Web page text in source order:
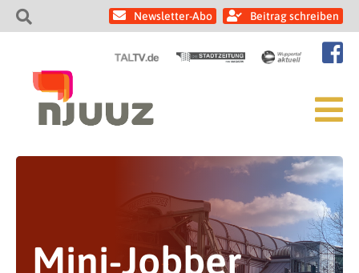
Newsletter-Abo Beitrag schreiben
Mini-Jobber